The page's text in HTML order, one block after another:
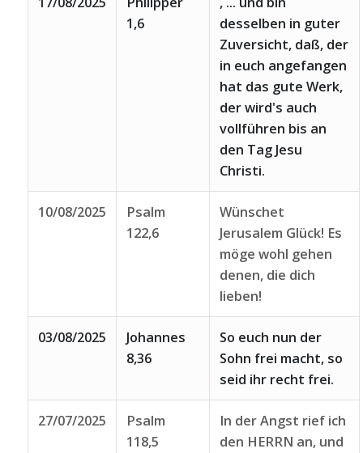
1,6
desselben in guter
Zuversicht, daß, der
in euch angefangen
hat das gute Werk,
der wird's auch
vollführen bis an
den Tag Jesu
Christi.
10/08/2025
Psalm
122,6
Wünschet
Jerusalem Glück! Es
möge wohl gehen
denen, die dich
lieben!
03/08/2025
Johannes
8,36
So euch nun der
Sohn frei macht, so
seid ihr recht frei.
27/07/2025
Psalm
118,5
In der Angst rief ich
den HERRN an, und